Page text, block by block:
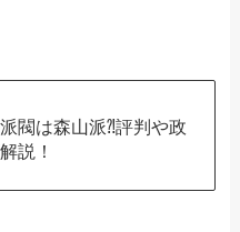
閥は森山派⁈評判や政
説！